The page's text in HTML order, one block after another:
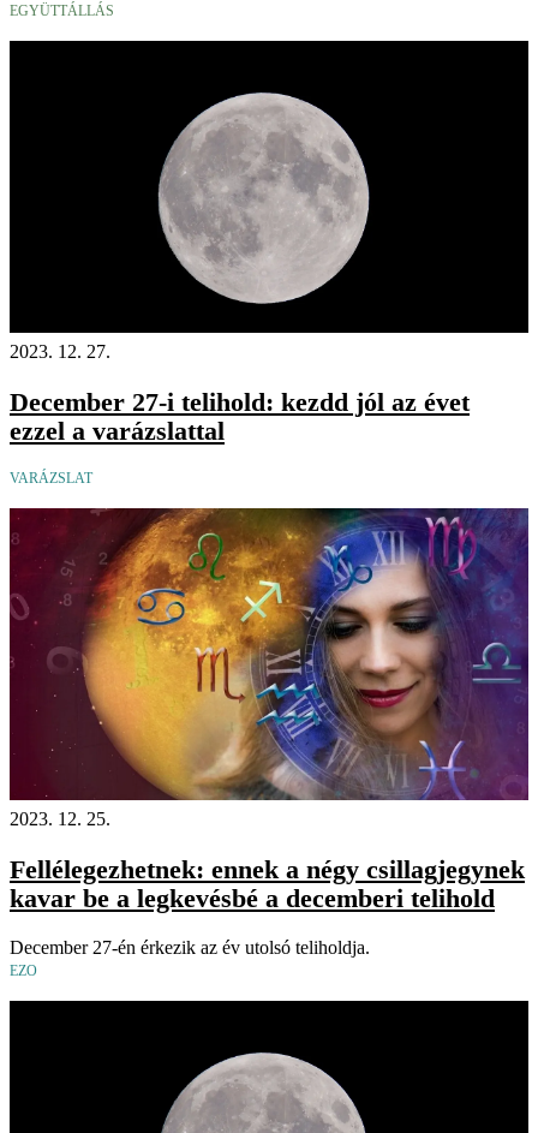
EGYÜTTÁLLÁS
2023. 12. 27.
December 27-i telihold: kezdd jól az évet
ezzel a varázslattal
VARÁZSLAT
2023. 12. 25.
Fellélegezhetnek: ennek a négy csillagjegynek
kavar be a legkevésbé a decemberi telihold
December 27-én érkezik az év utolsó teliholdja.
EZO